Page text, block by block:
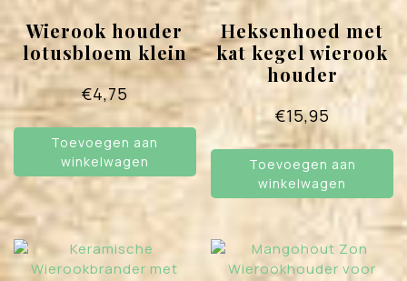
Wierook houder
lotusbloem klein
€4,75
Toevoegen aan
winkelwagen
Heksenhoed met
kat kegel wierook
houder
€15,95
Toevoegen aan
winkelwagen